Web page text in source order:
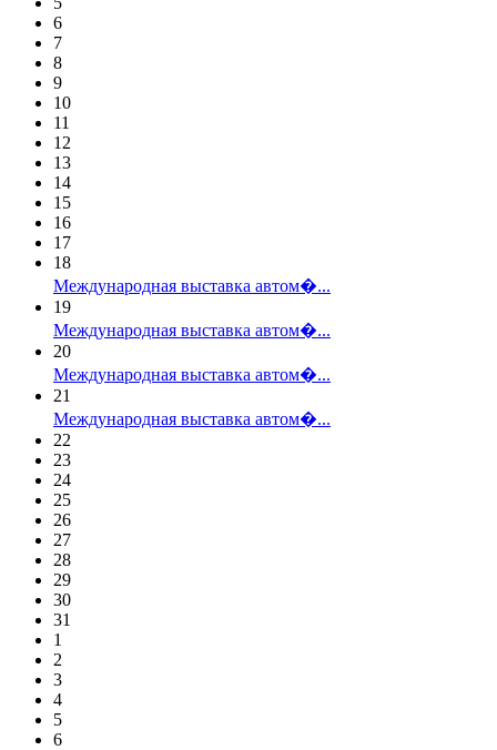
6
7
8
9
10
11
12
13
14
15
16
17
18
Международная выставка автом�...
19
Международная выставка автом�...
20
Международная выставка автом�...
21
Международная выставка автом�...
22
23
24
25
26
27
28
29
30
31
1
2
3
4
5
6